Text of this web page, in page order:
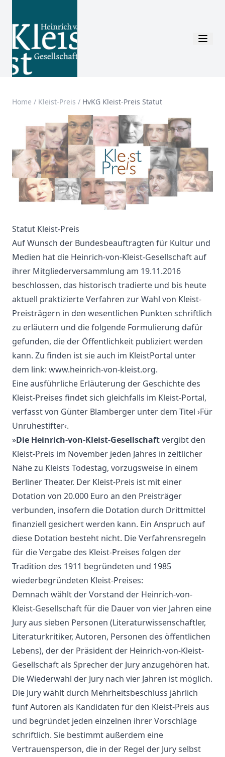
Home / Kleist-Preis / HvKG Kleist-Preis Statut
Statut Kleist-Preis
Auf Wunsch der Bundesbeauftragten für Kultur und
Medien hat die Heinrich-von-Kleist-Gesellschaft auf
ihrer Mitgliederversammlung am 19.11.2016
beschlossen, das historisch tradierte und bis heute
aktuell praktizierte Verfahren zur Wahl von Kleist-
Preisträgern in den wesentlichen Punkten schriftlich
zu erläutern und die folgende Formulierung dafür
gefunden, die der Öffentlichkeit publiziert werden
kann. Zu finden ist sie auch im KleistPortal unter
dem link: www.heinrich-von-kleist.org.
Eine ausführliche Erläuterung der Geschichte des
Kleist-Preises findet sich gleichfalls im Kleist-Portal,
verfasst von Günter Blamberger unter dem Titel ›Für
Unruhestifter‹.
»Die Heinrich-von-Kleist-Gesellschaftvergibt den
Kleist-Preis im November jeden Jahres in zeitlicher
Nähe zu Kleists Todestag, vorzugsweise in einem
Berliner Theater. Der Kleist-Preis ist mit einer
Dotation von 20.000 Euro an den Preisträger
verbunden, insofern die Dotation durch Drittmittel
finanziell gesichert werden kann. Ein Anspruch auf
diese Dotation besteht nicht. Die Verfahrensregeln
für die Vergabe des Kleist-Preises folgen der
Tradition des 1911 begründeten und 1985
wiederbegründeten Kleist-Preises:
Demnach wählt der Vorstand der Heinrich-von-
Kleist-Gesellschaft für die Dauer von vier Jahren eine
Jury aus sieben Personen (Literaturwissenschaftler,
Literaturkritiker, Autoren, Personen des öffentlichen
Lebens), der der Präsident der Heinrich-von-Kleist-
Gesellschaft als Sprecher der Jury anzugehören hat.
Die Wiederwahl der Jury nach vier Jahren ist möglich.
Die Jury wählt durch Mehrheitsbeschluss jährlich
fünf Autoren als Kandidaten für den Kleist-Preis aus
und begründet jeden einzelnen ihrer Vorschläge
schriftlich. Sie bestimmt außerdem eine
Vertrauensperson, die in der Regel der Jury selbst